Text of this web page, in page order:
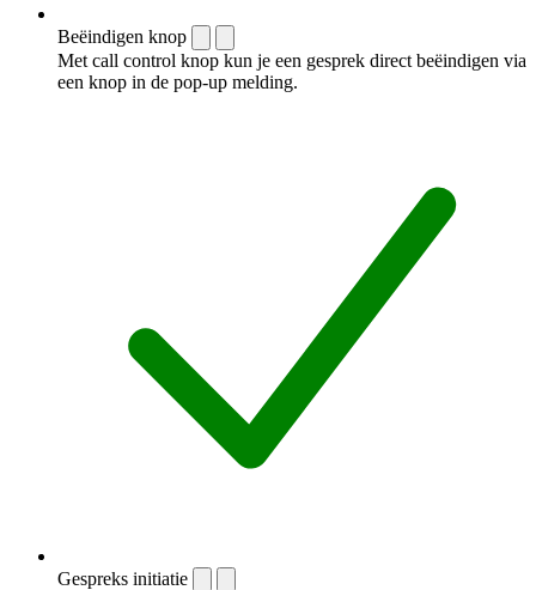
Beëindigen knop
Met call control knop kun je een gesprek direct beëindigen via
een knop in de pop-up melding.
Gespreks initiatie